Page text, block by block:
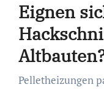
Eignen
Pelletheizungen passen gut in sanierten Altbau, da